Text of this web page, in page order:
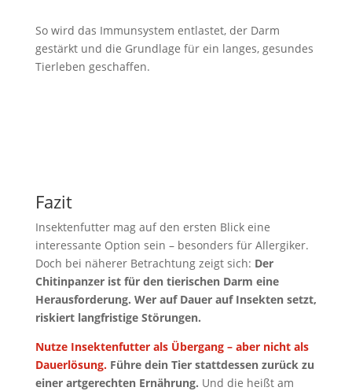
So wird das Immunsystem entlastet, der Darm
gestärkt und die Grundlage für ein langes, gesundes
Tierleben geschaffen.
Fazit
Insektenfutter mag auf den ersten Blick eine
interessante Option sein – besonders für Allergiker.
Doch bei näherer Betrachtung zeigt sich: Der
Chitinpanzer ist für den tierischen Darm eine
Herausforderung. Wer auf Dauer auf Insekten setzt,
riskiert langfristige Störungen.
Nutze Insektenfutter als Übergang – aber nicht als
Dauerlösung.Führe dein Tier stattdessen zurück zu
einer artgerechten Ernährung. Und die heißt am